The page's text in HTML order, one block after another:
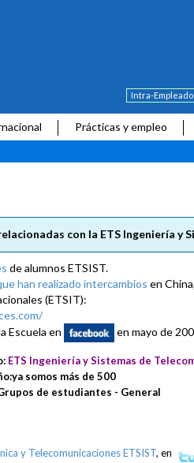
Intra-
Prácticas y empleo
con la ETS Ingeniería y
de alumnos ETSIST.
han realizado intercambios en
(ETSIT):
Escuela en
en mayo de
ETS Ingeniería y Sistemas de
somos más de 500
de estudiantes - General
y Telecomunicaciones ETSIST, en